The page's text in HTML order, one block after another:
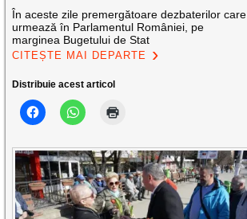
În aceste zile premergătoare dezbaterilor care
urmează în Parlamentul României, pe
marginea Bugetului de Stat
CITEȘTE MAI DEPARTE
Distribuie acest articol